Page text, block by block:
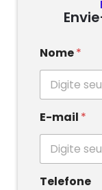
Nome*
E-mail *
Telefone